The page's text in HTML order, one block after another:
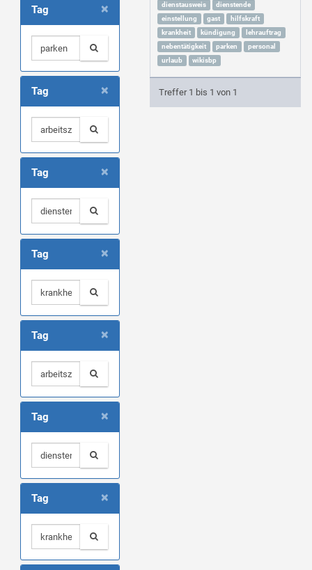
×
Tag
×
Tag
×
Tag
×
Tag
×
Tag
×
Tag
×
Tag
dienstausweis
dienstende
einstellung
gast
hilfskraft
krankheit
kündigung
lehrauftrag
nebentätigkeit
parken
personal
urlaub
wikisbp
Treffer 1 bis 1 von 1